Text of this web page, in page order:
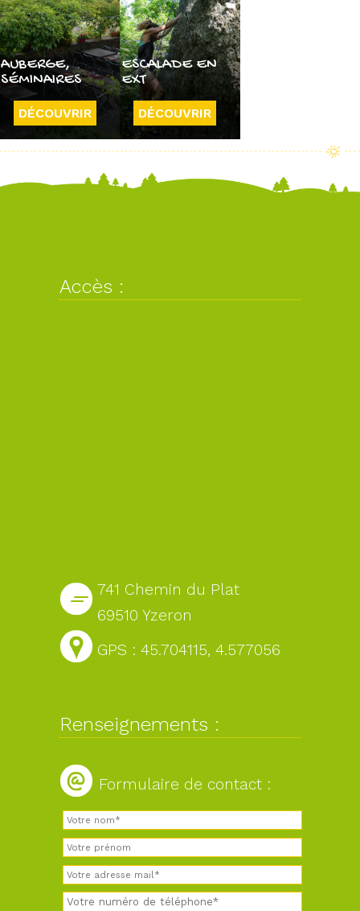
AUBERGE,
SÉMINAIRES
DÉCOUVRIR
ESCALADE EN
EXT
DÉCOUVRIR
Accès :
741 Chemin du Plat
69510 Yzeron
GPS : 45.704115, 4.577056
Renseignements :
Formulaire de contact :